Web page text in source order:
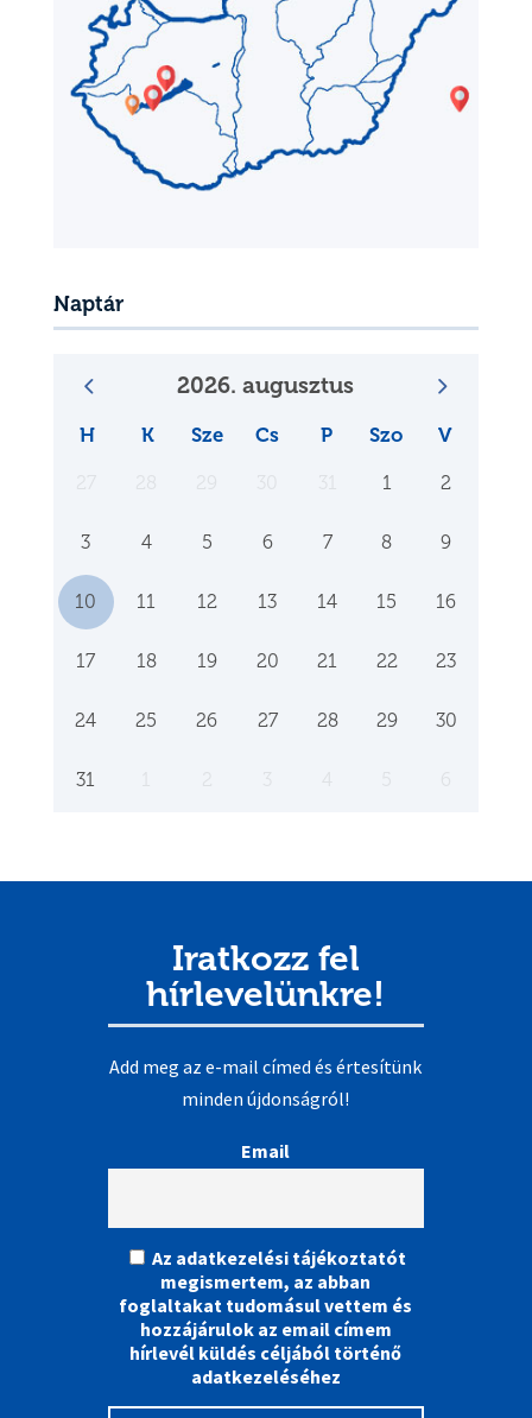
Naptár
2026. augusztus
H K Sze Cs P Szo V
1 2
3 4 5 6 7 8 9
10 11 12 13 14 15 16
17 18 19 20 21 22 23
24 25 26 27 28 29 30
31
Iratkozz fel
hírlevelünkre!
Add meg az e-mail címed és értesítünk
minden újdonságról!
Email
Az adatkezelési tájékoztatót
megismertem, az abban
foglaltakat tudomásul vettem és
hozzájárulok az email címem
hírlevél küldés céljából történő
adatkezeléséhez